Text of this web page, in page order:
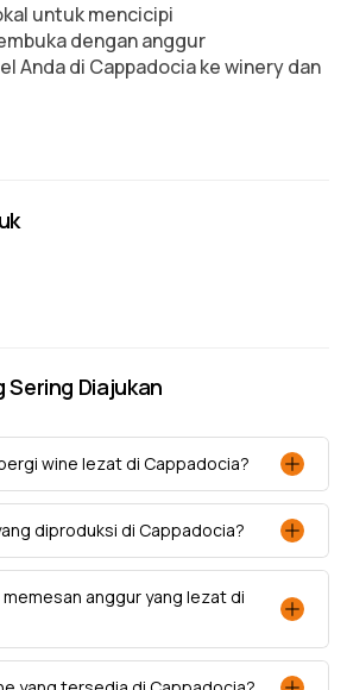
untuk mencicipi
dengan anggur
Anda di Cappadocia ke winery dan
Diajukan
wine lezat di Cappadocia?
diproduksi di Cappadocia?
anggur yang lezat di